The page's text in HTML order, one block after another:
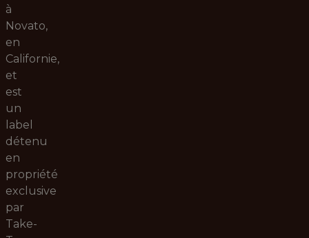
à
Novato,
en
Californie,
et
est
un
label
détenu
en
propriété
exclusive
par
Take-